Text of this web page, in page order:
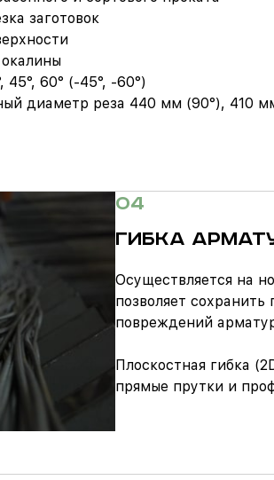
заготовок
45°, 60° (-45°, -60°)
диаметр реза 440 мм (90°), 410
04
ГИБКА
Осуществляется на
позволяет
повреждений
Плоскостная гибка
прямые прутки и